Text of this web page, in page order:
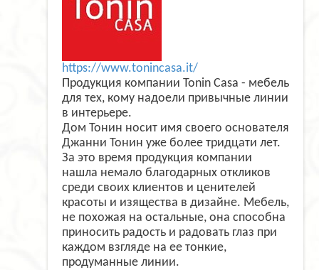
https://www.tonincasa.it/
Продукция компании Tonin Casa - мебель
для тех, кому надоели привычные линии
в интерьере.
Дом Тонин носит имя своего основателя
Джанни Тонин уже более тридцати лет.
За это время продукция компании
нашла немало благодарных откликов
среди своих клиентов и ценителей
красоты и изящества в дизайне. Мебель,
не похожая на остальные, она способна
приносить радость и радовать глаз при
каждом взгляде на ее тонкие,
продуманные линии.